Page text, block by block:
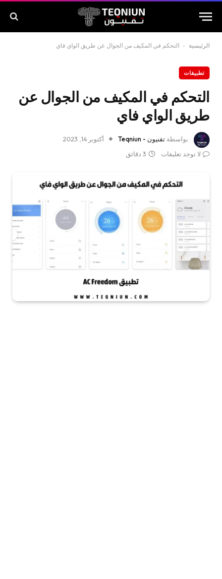
الرئيسية - التحكم في المكيف من الجوال عن طريق الواي فاي
تطبيقات
التحكم في المكيف من الجوال عن
طريق الواي فاي
بواسطة تقنيون - Teqniun
أكتوبر 14, 2023
لا توجد تعليقات
3 دقائق